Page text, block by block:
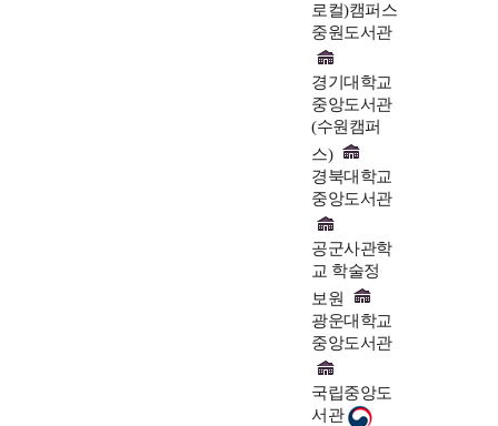
로컬)캠퍼스
중원도서관
경기대학교
중앙도서관
(수원캠퍼
스)
경북대학교
중앙도서관
공군사관학
교 학술정
보원
광운대학교
중앙도서관
국립중앙도
서관